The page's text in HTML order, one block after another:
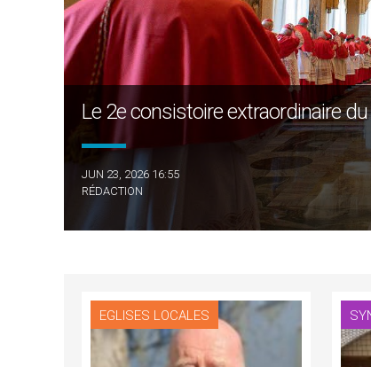
Le 2e consistoire extraordinaire
JUN 23, 2026 16:55
RÉDACTION
EGLISES LOCALES